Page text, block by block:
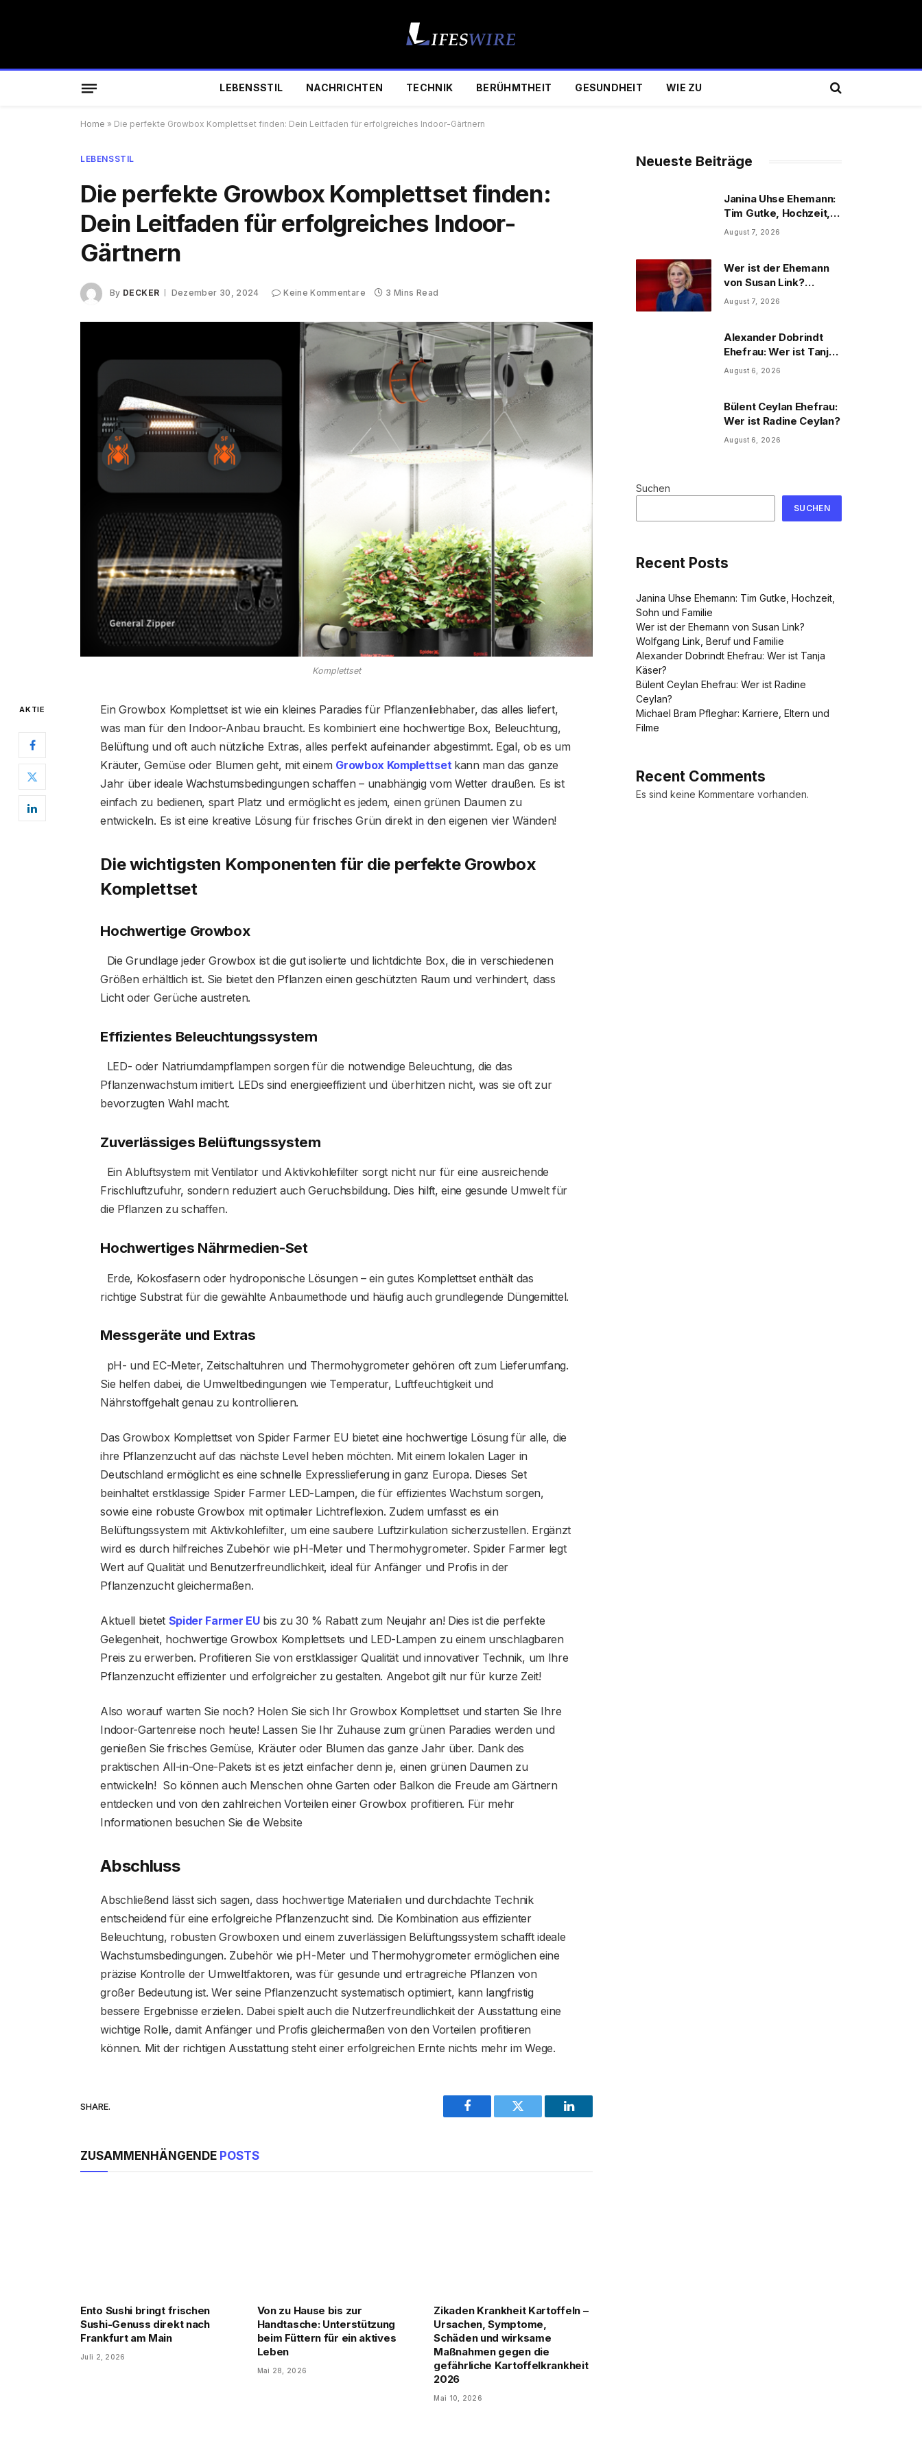
LEBENSSTIL NACHRICHTEN TECHNIK BERÜHMTHEIT GESUNDHEIT WIE ZU
Home » Die perfekte Growbox Komplettset finden: Dein Leitfaden für erfolgreiches Indoor-Gärtnern
LEBENSSTIL
Die perfekte Growbox Komplettset finden:
Dein Leitfaden für erfolgreiches Indoor-
Gärtnern
By DECKER Dezember 30, 2024 Keine Kommentare 3 Mins Read
Komplettset
AKTIE
Ein Growbox Komplettset ist wie ein kleines Paradies für Pflanzenliebhaber, das alles liefert,
was man für den Indoor-Anbau braucht. Es kombiniert eine hochwertige Box, Beleuchtung,
Belüftung und oft auch nützliche Extras, alles perfekt aufeinander abgestimmt. Egal, ob es um
Kräuter, Gemüse oder Blumen geht, mit einem Growbox Komplettset kann man das ganze
Jahr über ideale Wachstumsbedingungen schaffen – unabhängig vom Wetter draußen. Es ist
einfach zu bedienen, spart Platz und ermöglicht es jedem, einen grünen Daumen zu
entwickeln. Es ist eine kreative Lösung für frisches Grün direkt in den eigenen vier Wänden!
Die wichtigsten Komponenten für die perfekte Growbox
Komplettset
Hochwertige Growbox
Die Grundlage jeder Growbox ist die gut isolierte und lichtdichte Box, die in verschiedenen
Größen erhältlich ist. Sie bietet den Pflanzen einen geschützten Raum und verhindert, dass
Licht oder Gerüche austreten.
Effizientes Beleuchtungssystem
LED- oder Natriumdampflampen sorgen für die notwendige Beleuchtung, die das
Pflanzenwachstum imitiert. LEDs sind energieeffizient und überhitzen nicht, was sie oft zur
bevorzugten Wahl macht.
Zuverlässiges Belüftungssystem
Ein Abluftsystem mit Ventilator und Aktivkohlefilter sorgt nicht nur für eine ausreichende
Frischluftzufuhr, sondern reduziert auch Geruchsbildung. Dies hilft, eine gesunde Umwelt für
die Pflanzen zu schaffen.
Hochwertiges Nährmedien-Set
Erde, Kokosfasern oder hydroponische Lösungen – ein gutes Komplettset enthält das
richtige Substrat für die gewählte Anbaumethode und häufig auch grundlegende Düngemittel.
Messgeräte und Extras
pH- und EC-Meter, Zeitschaltuhren und Thermohygrometer gehören oft zum Lieferumfang.
Sie helfen dabei, die Umweltbedingungen wie Temperatur, Luftfeuchtigkeit und
Nährstoffgehalt genau zu kontrollieren.
Das Growbox Komplettset von Spider Farmer EU bietet eine hochwertige Lösung für alle, die
ihre Pflanzenzucht auf das nächste Level heben möchten. Mit einem lokalen Lager in
Deutschland ermöglicht es eine schnelle Expresslieferung in ganz Europa. Dieses Set
beinhaltet erstklassige Spider Farmer LED-Lampen, die für effizientes Wachstum sorgen,
sowie eine robuste Growbox mit optimaler Lichtreflexion. Zudem umfasst es ein
Belüftungssystem mit Aktivkohlefilter, um eine saubere Luftzirkulation sicherzustellen. Ergänzt
wird es durch hilfreiches Zubehör wie pH-Meter und Thermohygrometer. Spider Farmer legt
Wert auf Qualität und Benutzerfreundlichkeit, ideal für Anfänger und Profis in der
Pflanzenzucht gleichermaßen.
Aktuell bietet Spider Farmer EUbis zu 30 % Rabatt zum Neujahr an! Dies ist die perfekte
Gelegenheit, hochwertige Growbox Komplettsets und LED-Lampen zu einem unschlagbaren
Preis zu erwerben. Profitieren Sie von erstklassiger Qualität und innovativer Technik, um Ihre
Pflanzenzucht effizienter und erfolgreicher zu gestalten. Angebot gilt nur für kurze Zeit!
Also worauf warten Sie noch? Holen Sie sich Ihr Growbox Komplettset und starten Sie Ihre
Indoor-Gartenreise noch heute! Lassen Sie Ihr Zuhause zum grünen Paradies werden und
genießen Sie frisches Gemüse, Kräuter oder Blumen das ganze Jahr über. Dank des
praktischen All-in-One-Pakets ist es jetzt einfacher denn je, einen grünen Daumen zu
entwickeln! So können auch Menschen ohne Garten oder Balkon die Freude am Gärtnern
entdecken und von den zahlreichen Vorteilen einer Growbox profitieren. Für mehr
Informationen besuchen Sie die Website
Abschluss
Abschließend lässt sich sagen, dass hochwertige Materialien und durchdachte Technik
entscheidend für eine erfolgreiche Pflanzenzucht sind. Die Kombination aus effizienter
Beleuchtung, robusten Growboxen und einem zuverlässigen Belüftungssystem schafft ideale
Wachstumsbedingungen. Zubehör wie pH-Meter und Thermohygrometer ermöglichen eine
präzise Kontrolle der Umweltfaktoren, was für gesunde und ertragreiche Pflanzen von
großer Bedeutung ist. Wer seine Pflanzenzucht systematisch optimiert, kann langfristig
bessere Ergebnisse erzielen. Dabei spielt auch die Nutzerfreundlichkeit der Ausstattung eine
wichtige Rolle, damit Anfänger und Profis gleichermaßen von den Vorteilen profitieren
können. Mit der richtigen Ausstattung steht einer erfolgreichen Ernte nichts mehr im Wege.
SHARE.
Facebook Twitter LinkedIn
ZUSAMMENHÄNGENDE POSTS
Ento Sushi bringt frischen
Sushi-Genuss direkt nach
Frankfurt am Main
Juli 2, 2026
Von zu Hause bis zur
Handtasche: Unterstützung
beim Füttern für ein aktives
Leben
Mai 28, 2026
Zikaden Krankheit Kartoffeln –
Ursachen, Symptome,
Schäden und wirksame
Maßnahmen gegen die
gefährliche Kartoffelkrankheit
2026
Mai 10, 2026
Neueste Beiträge
Janina Uhse Ehemann:
Tim Gutke, Hochzeit,
Sohn und Familie
August 7, 2026
Wer ist der Ehemann
von Susan Link?
Wolfgang Link, Beruf
August 7, 2026
Alexander Dobrindt
Ehefrau: Wer ist Tanja
Käser?
August 6, 2026
Bülent Ceylan Ehefrau:
Wer ist Radine Ceylan?
August 6, 2026
Suchen
SUCHEN
Recent Posts
Janina Uhse Ehemann: Tim Gutke, Hochzeit,
Sohn und Familie
Wer ist der Ehemann von Susan Link?
Wolfgang Link, Beruf und Familie
Alexander Dobrindt Ehefrau: Wer ist Tanja
Käser?
Bülent Ceylan Ehefrau: Wer ist Radine
Ceylan?
Michael Bram Pfleghar: Karriere, Eltern und
Filme
Recent Comments
Es sind keine Kommentare vorhanden.